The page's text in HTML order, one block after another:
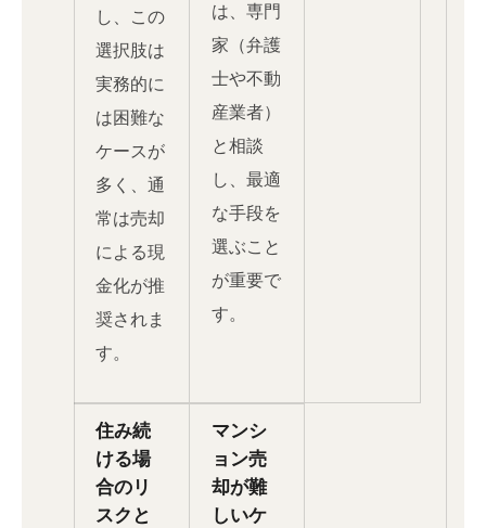
し、この
選択肢は
実務的に
は困難な
ケースが
多く、通
常は売却
による現
金化が推
奨されま
す。
は、専門
家（弁護
士や不動
産業者）
と相談
し、最適
な手段を
選ぶこと
が重要で
す。
住み続
ける場
合のリ
スクと
マンシ
ョン売
却が難
しいケ